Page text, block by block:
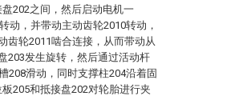
202之间，然后启动电机一
动，并带动主动齿轮2010转动，
齿轮2011啮合连接，从而带动从
203发生旋转，然后通过活动杆
208滑动，同时支撑柱204沿着固
205和抵接盘202对轮胎进行夹